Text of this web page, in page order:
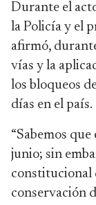
Durante el
la Policía y el
afirmó,
vías y la
los bloqueos
días en el país.
“Sabemos
junio; sin
constitucional
conservación